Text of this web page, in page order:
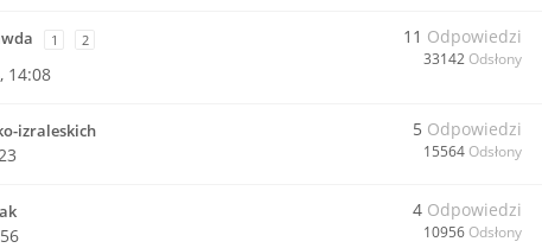
1 2
14:08
11 Odpowiedzi
33142 Odsłony
izraleskich 5 Odpowiedzi
15564 Odsłony
4 Odpowiedzi
10956 Odsłony